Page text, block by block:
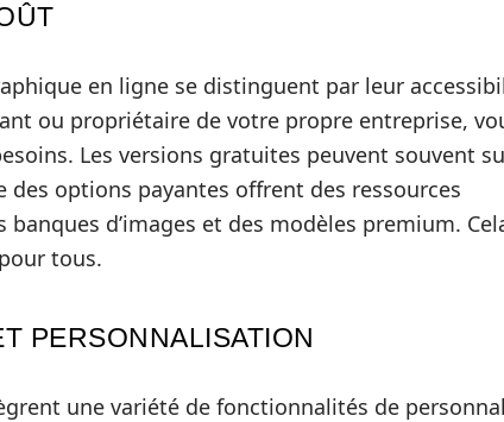
en ligne se distinguent par leur
ou propriétaire de votre propre entreprise,
Les versions gratuites peuvent souvent
options payantes offrent des ressources
d’images et des modèles premium.
tous.
PERSONNALISATION
une variété de fonctionnalités de